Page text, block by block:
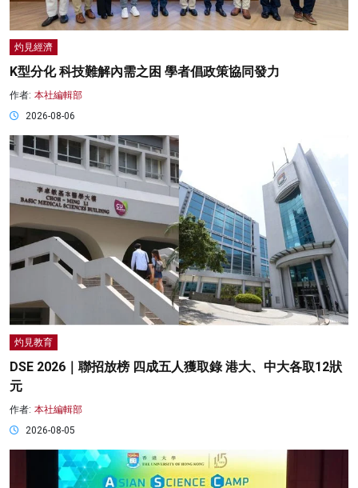
灼見經濟
K型分化 科技難解內需之困 學者倡政策協同發力
作者: 本社編輯部
2026-08-06
灼見教育
DSE 2026｜聯招放榜 四成五人獲取錄 港大、中大各取12狀
元
作者: 本社編輯部
2026-08-05